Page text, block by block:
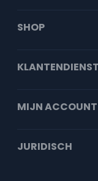
SHOP
KLANTENDIENST
MIJN ACCOUNT
JURIDISCH